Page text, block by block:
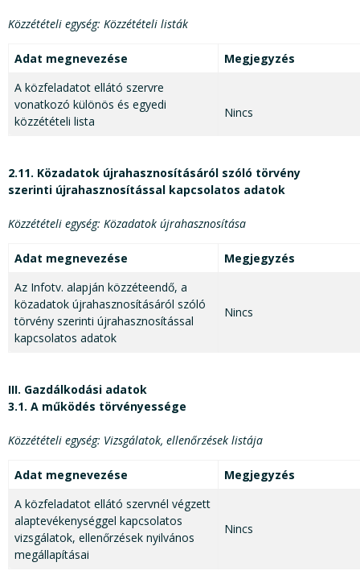
Közzétételi egység: Közzétételi listák
Adat megnevezése
Megjegyzés
A közfeladatot ellátó szervre
vonatkozó különös és egyedi
közzétételi lista
Nincs
2.11. Közadatok újrahasznosításáról szóló törvény
szerinti újrahasznosítással kapcsolatos adatok
Közzétételi egység: Közadatok újrahasznosítása
Adat megnevezése
Megjegyzés
Az Infotv. alapján közzéteendő, a
közadatok újrahasznosításáról szóló
törvény szerinti újrahasznosítással
kapcsolatos adatok
Nincs
III. Gazdálkodási adatok
3.1. A működés törvényessége
Közzétételi egység: Vizsgálatok, ellenőrzések listája
Adat megnevezése
Megjegyzés
A közfeladatot ellátó szervnél végzett
alaptevékenységgel kapcsolatos
vizsgálatok, ellenőrzések nyilvános
megállapításai
Nincs